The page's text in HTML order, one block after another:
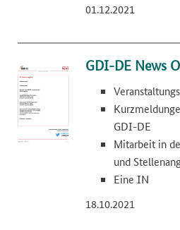
01.12.2021
GDI-DE News
GDI-DE
Mitarbeit in
und
Eine IN
18.10.2021